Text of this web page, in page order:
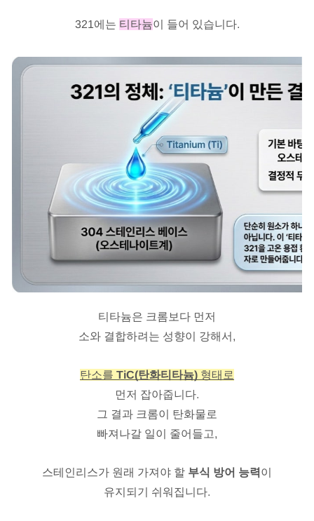
321에는 티타늄이 들어 있습니다.
티타늄은 크롬보다 먼저
소와 결합하려는 성향이 강해서,
탄소를TiC(탄화티타늄)형태로
먼저 잡아줍니다.
그 결과 크롬이 탄화물로
빠져나갈 일이 줄어들고,
스테인리스가 원래 가져야 할 부식 방어 능력 이
유지되기 쉬워집니다.